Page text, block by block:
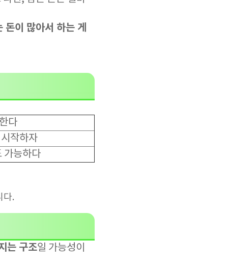
돈이 많아서 하는 게
다
작하자
가능하다
다.
는 구조일 가능성이